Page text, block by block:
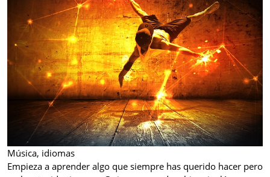
Música, idiomas
Empieza a aprender algo que siempre has querido hacer pero